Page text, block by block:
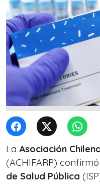
La Asociación
(ACHIFARP)
de Salud Pública